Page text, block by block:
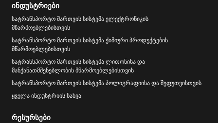
ინდუსტრიები
სატრანსპორტო მართვის სისტემა ელექტრონიკის
მწარმოებლებისთვის
სატრანსპორტო მართვის სისტემა ქიმიური პროდუქტების
მწარმოებლებისთვის
სატრანსპორტო მართვის სისტემა ლითონისა და
მანქანათმშენებლობის მწარმოებლებისთვის
სატრანსპორტო მართვის სისტემა პოლიგრაფიისა და შეფუთვისთვის
ყველა ინდუსტრიის ნახვა
რესურსები